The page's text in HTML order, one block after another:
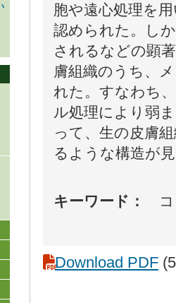
胞や遠心処理を
認められた。し
されるなどの顕
膚組織のうち、
れた。すなわち
ル処理により弱
って、生の皮膚
るような構造が
キーワード： コ
Download PDF